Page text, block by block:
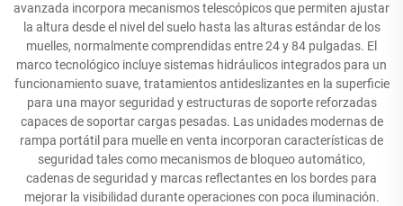
avanzada incorpora mecanismos telescópicos que permiten ajustar
la altura desde el nivel del suelo hasta las alturas estándar de los
muelles, normalmente comprendidas entre 24 y 84 pulgadas. El
marco tecnológico incluye sistemas hidráulicos integrados para un
funcionamiento suave, tratamientos antideslizantes en la superficie
para una mayor seguridad y estructuras de soporte reforzadas
capaces de soportar cargas pesadas. Las unidades modernas de
rampa portátil para muelle en venta incorporan características de
seguridad tales como mecanismos de bloqueo automático,
cadenas de seguridad y marcas reflectantes en los bordes para
mejorar la visibilidad durante operaciones con poca iluminación.